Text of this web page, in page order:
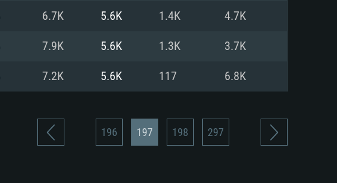
75.9 Go (client complet)
62,2 Go (client complet)
60,2 Go (client complet)
6.7K 5.6K 1.4K 4.7K
7.9K 5.6K 1.3K 3.7K
7.2K 5.6K 117 6.8K
196 197 198 297